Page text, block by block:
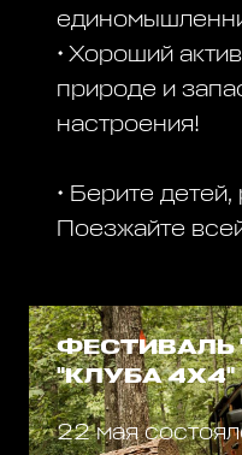
• Хороший
природе и
настроения!
• Берите
Поезжайте
ФЕСТИВАЛЬ
"КЛУБА 4Х4"
22 мая